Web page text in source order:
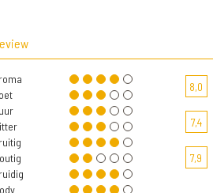
8,0
7,4
7,9